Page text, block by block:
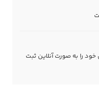
را به صورت آنلاین ثبت